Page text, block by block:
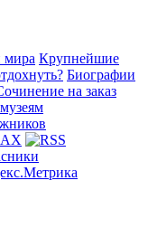
мира Крупнейшие
Биографии
на заказ